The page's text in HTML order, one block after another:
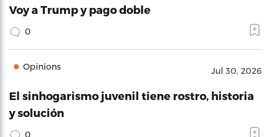
Voy a Trump y pago doble
0
Opinions Jul 30, 2026
El sinhogarismo juvenil tiene rostro, historia
y solución
0